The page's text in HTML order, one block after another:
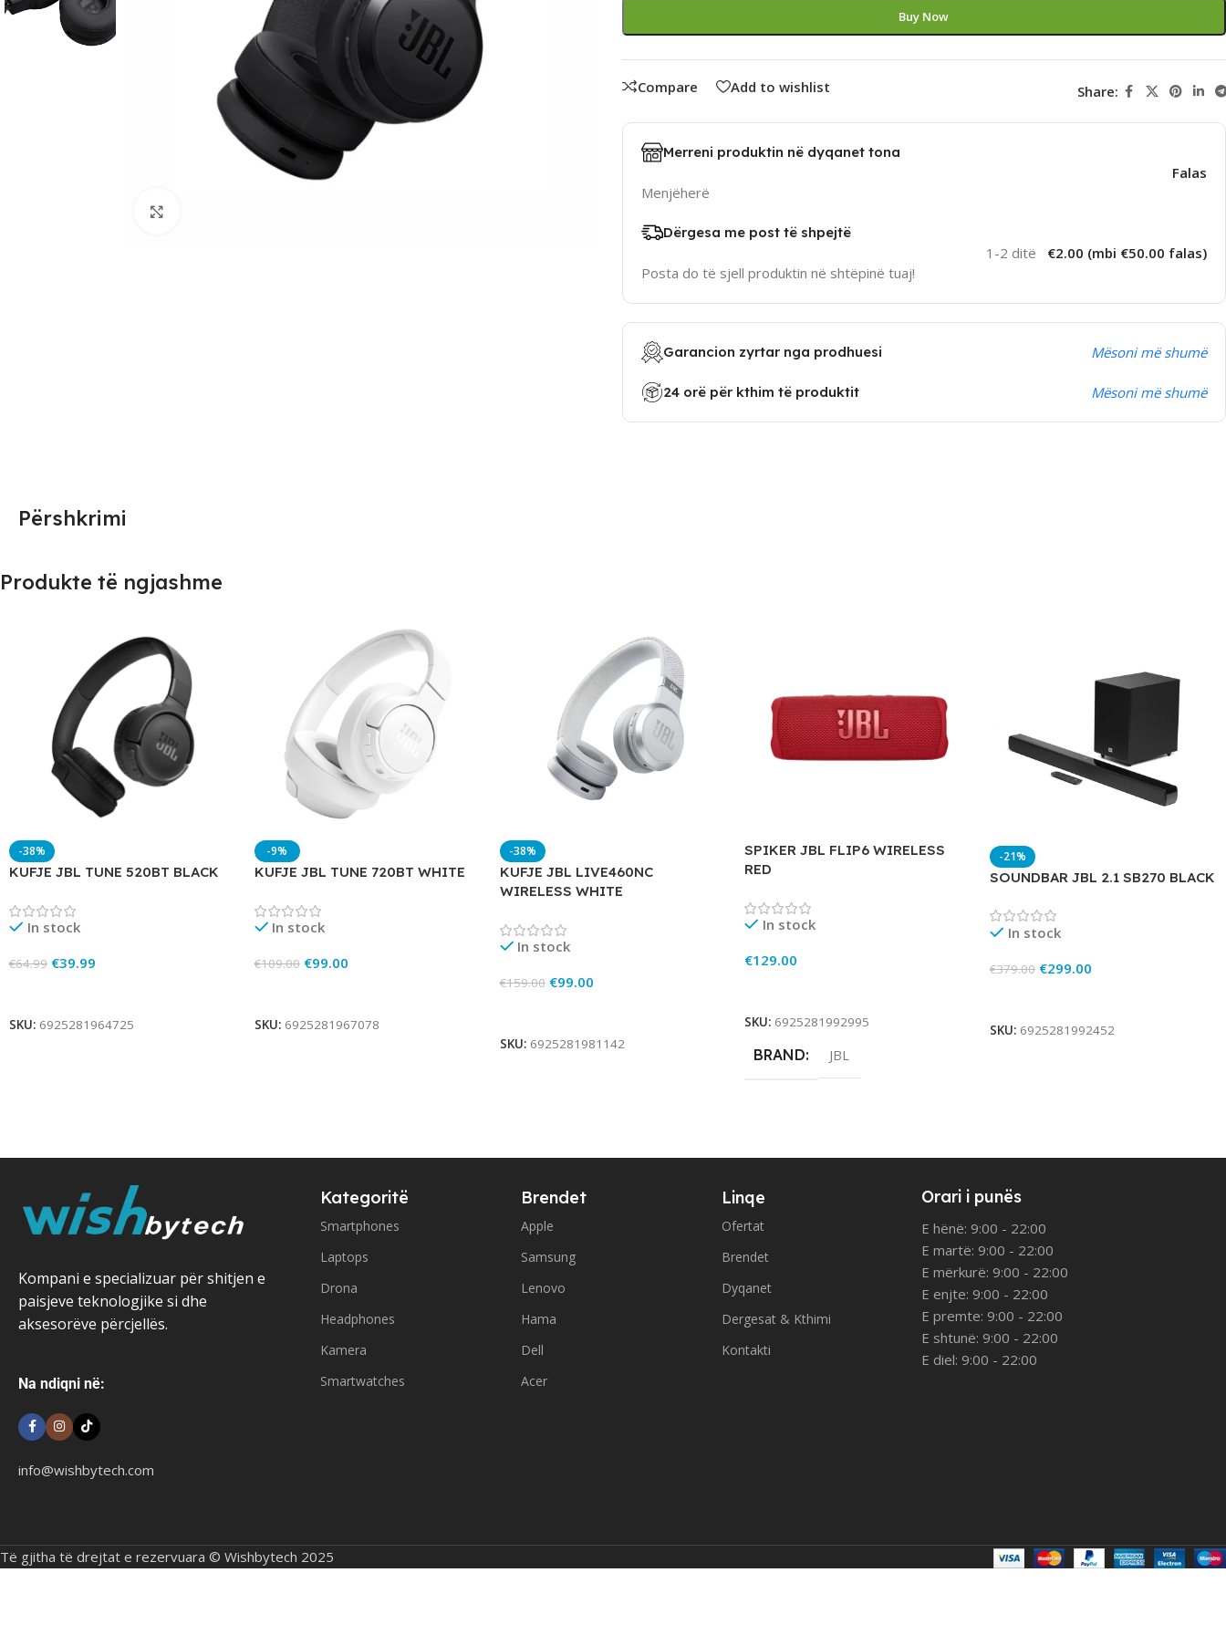
Buy Now
Compare Add to wishlist Share:
Merreni produktin në dyqanet tona
Menjëherë
Falas
Dërgesa me post të shpejtë
Posta do të sjell produktin në shtëpinë tuaj!
1-2 ditë €2.00 (mbi €50.00 falas)
Garancion zyrtar nga prodhuesi Mësoni më shumë
24 orë për kthim të produktit Mësoni më shumë
Përshkrimi
Produkte të ngjashme
-38%
KUFJE JBL TUNE 520BT BLACK
In stock
€64.99 €39.99
SKU: 6925281964725
-9%
KUFJE JBL TUNE 720BT WHITE
In stock
€109.00 €99.00
SKU: 6925281967078
-38%
KUFJE JBL LIVE460NC
WIRELESS WHITE
In stock
€159.00 €99.00
SKU: 6925281981142
SPIKER JBL FLIP6 WIRELESS
RED
In stock
€129.00
SKU: 6925281992995
BRAND JBL
-21%
SOUNDBAR JBL 2.1 SB270 BLACK
In stock
€379.00 €299.00
SKU: 6925281992452
Kompani e specializuar për shitjen e
paisjeve teknologjike si dhe
aksesorëve përcjellës.
Na ndiqni në:
info@wishbytech.com
Kategoritë
Smartphones
Laptops
Drona
Headphones
Kamera
Smartwatches
Brendet
Apple
Samsung
Lenovo
Hama
Dell
Acer
Linqe
Ofertat
Brendet
Dyqanet
Dergesat & Kthimi
Kontakti
Orari i punës
E hënë: 9:00 - 22:00
E martë: 9:00 - 22:00
E mërkurë: 9:00 - 22:00
E enjte: 9:00 - 22:00
E premte: 9:00 - 22:00
E shtunë: 9:00 - 22:00
E diel: 9:00 - 22:00
Të gjitha të drejtat e rezervuara © Wishbytech 2025